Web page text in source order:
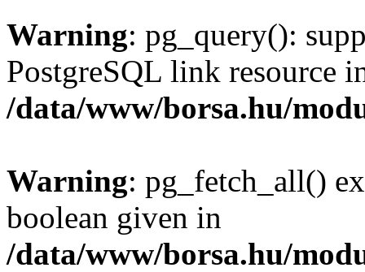
Warning: pg_query():
PostgreSQL link resource
/data/www/borsa.hu/
Warning: pg_fetch_all()
boolean given in
/data/www/borsa.hu/